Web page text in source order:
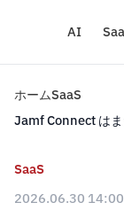
AI
ホームSaaS
Jamf Connect は
SaaS
2026.06.30 14:00